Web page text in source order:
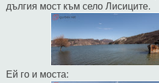
дългия мост към село Лисиците.
Ей го и моста: